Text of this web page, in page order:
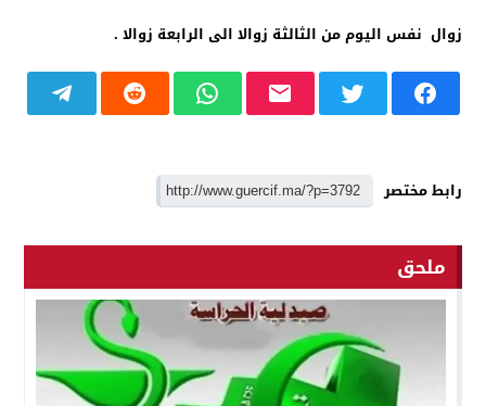
زوال نفس اليوم من الثالثة زوالا الى الرابعة زوالا .
رابط مختصر
ملحق